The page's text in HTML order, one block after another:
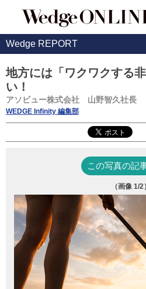
Wedge REPORT
地方には「ワクワクする
い！
アソビュー株式会社 山野智久社長
WEDGE Infinity 編集部
この写真の記
（画像 1/2）